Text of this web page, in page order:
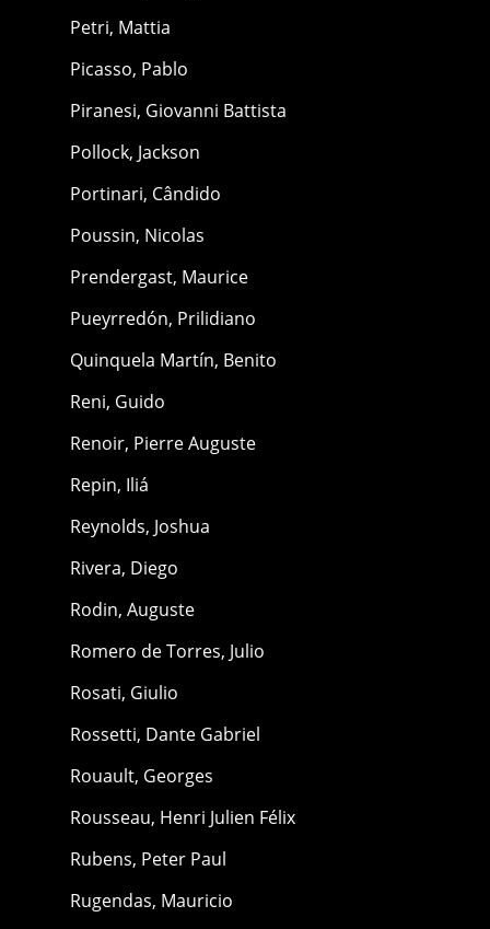
Petri, Mattia
Picasso, Pablo
Piranesi, Giovanni Battista
Pollock, Jackson
Portinari, Cândido
Poussin, Nicolas
Prendergast, Maurice
Pueyrredón, Prilidiano
Quinquela Martín, Benito
Reni, Guido
Renoir, Pierre Auguste
Repin, Iliá
Reynolds, Joshua
Rivera, Diego
Rodin, Auguste
Romero de Torres, Julio
Rosati, Giulio
Rossetti, Dante Gabriel
Rouault, Georges
Rousseau, Henri Julien Félix
Rubens, Peter Paul
Rugendas, Mauricio